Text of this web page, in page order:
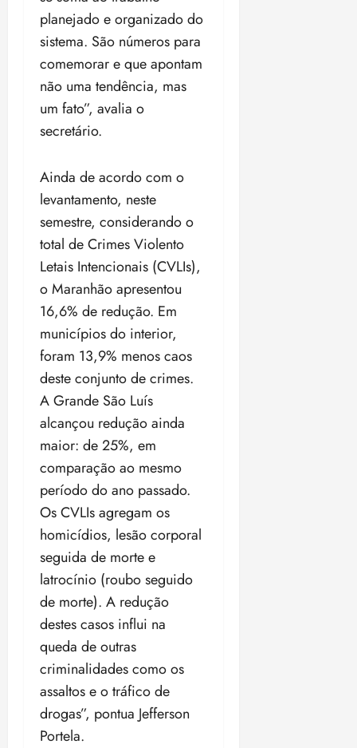
planejado e organizado do
sistema. São números para
comemorar e que apontam
não uma tendência, mas
um fato”, avalia o
secretário.
Ainda de acordo com o
levantamento, neste
semestre, considerando o
total de Crimes Violento
Letais Intencionais (CVLIs),
o Maranhão apresentou
16,6% de redução. Em
municípios do interior,
foram 13,9% menos caos
deste conjunto de crimes.
A Grande São Luís
alcançou redução ainda
maior: de 25%, em
comparação ao mesmo
período do ano passado.
Os CVLIs agregam os
homicídios, lesão corporal
seguida de morte e
latrocínio (roubo seguido
de morte). A redução
destes casos influi na
queda de outras
criminalidades como os
assaltos e o tráfico de
drogas”, pontua Jefferson
Portela.